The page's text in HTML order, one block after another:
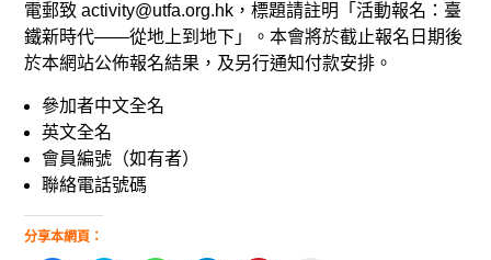
電郵致 activity@utfa.org.hk，標題請註明「活動報名：臺
鐵新時代——從地上到地下」。本會將於截止報名日期後
於本網站公佈報名結果，及另行通知付款安排。
參加者中文全名
英文全名
會員編號（如有者）
聯絡電話號碼
分享本網頁：